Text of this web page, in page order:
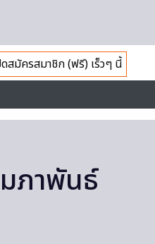
ดสมัครสมาชิก (ฟรี) เร็วๆ นี้
ภาพันธ์